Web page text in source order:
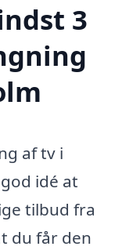
3
af tv i
idé at
tilbud fra
du får den